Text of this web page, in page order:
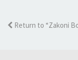
Return to “Zakoni